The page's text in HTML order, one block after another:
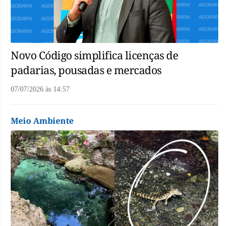
Novo Código simplifica licenças de
padarias, pousadas e mercados
07/07/2026 às 14:57
Meio Ambiente